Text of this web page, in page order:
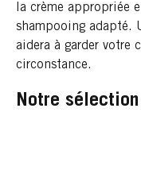
la crème appropriée
shampooing adapté.
aidera à garder votre
circonstance.
Notre